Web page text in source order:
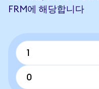
FRM에 해당합니다